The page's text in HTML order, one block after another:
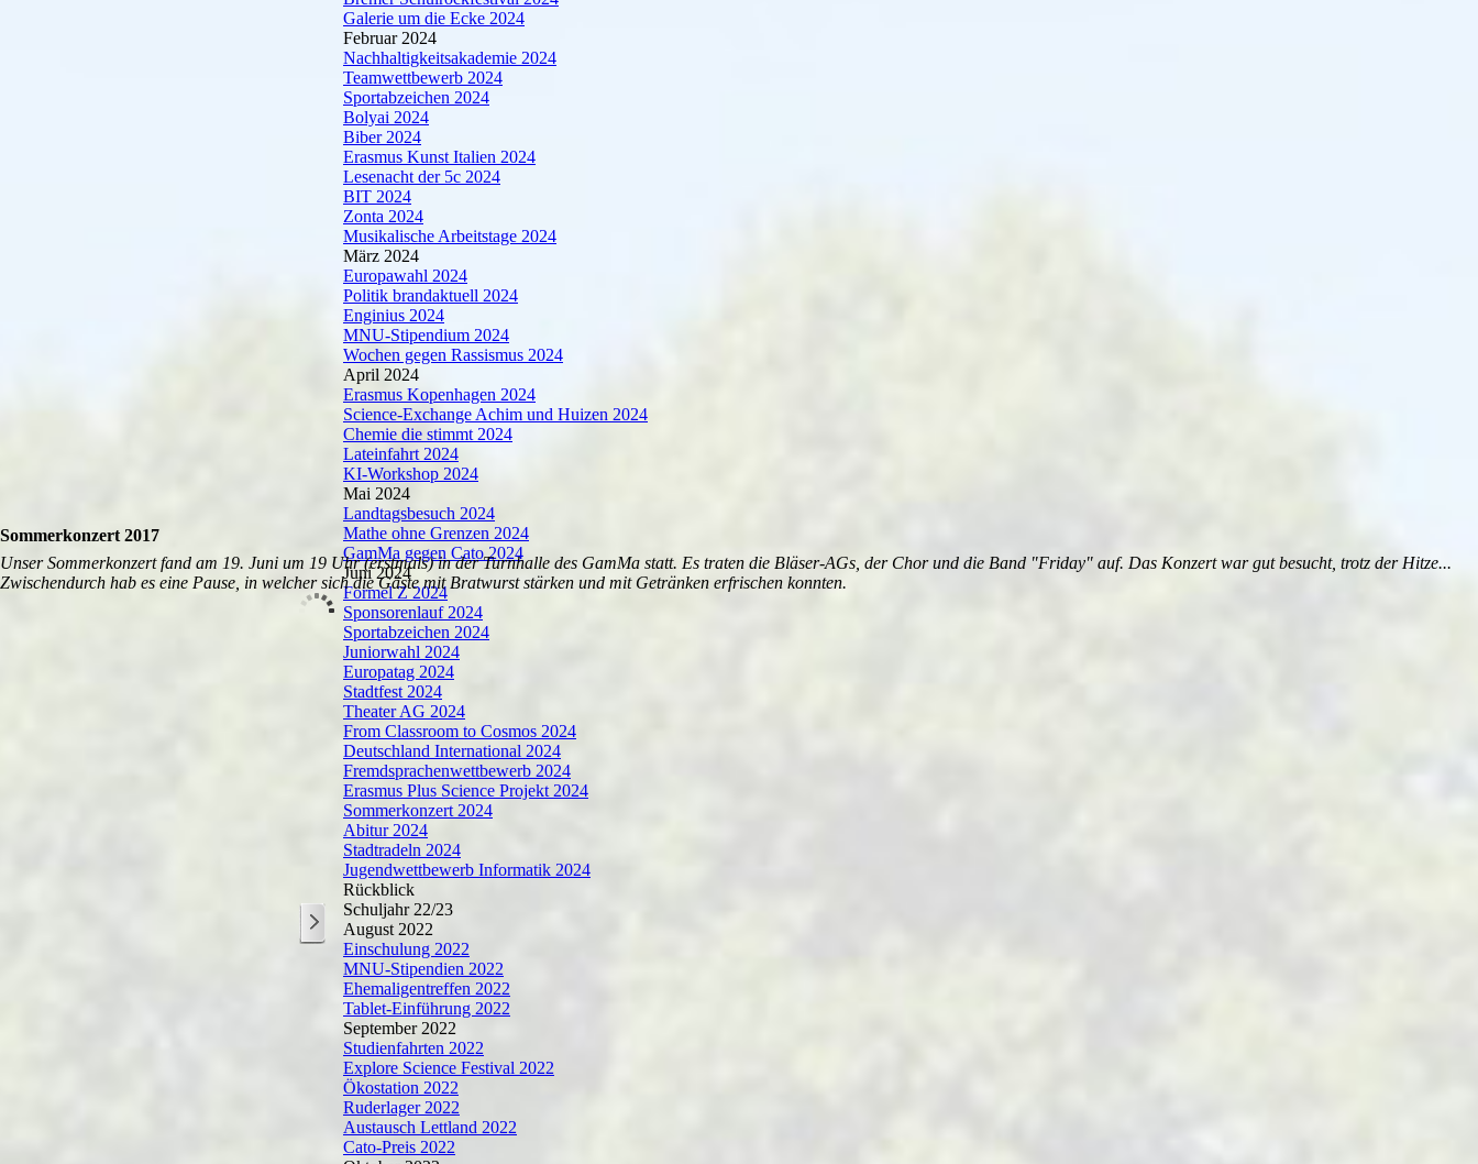
Galerie um die Ecke 2024
Februar 2024
Nachhaltigkeitsakademie 2024
Teamwettbewerb 2024
Sportabzeichen 2024
Bolyai 2024
Biber 2024
Erasmus Kunst Italien 2024
Lesenacht der 5c 2024
BIT 2024
Zonta 2024
Musikalische Arbeitstage 2024
März 2024
Europawahl 2024
Politik brandaktuell 2024
Enginius 2024
MNU-Stipendium 2024
Wochen gegen Rassismus 2024
April 2024
Erasmus Kopenhagen 2024
Science-Exchange Achim und Huizen 2024
Chemie die stimmt 2024
Lateinfahrt 2024
KI-Workshop 2024
Mai 2024
Landtagsbesuch 2024
Mathe ohne Grenzen 2024
GamMa gegen Cato 2024
Juni 2024
Formel Z 2024
Sponsorenlauf 2024
Sportabzeichen 2024
Juniorwahl 2024
Europatag 2024
Stadtfest 2024
Theater AG 2024
From Classroom to Cosmos 2024
Deutschland International 2024
Fremdsprachenwettbewerb 2024
Erasmus Plus Science Projekt 2024
Sommerkonzert 2024
Abitur 2024
Stadtradeln 2024
Jugendwettbewerb Informatik 2024
Rückblick
Schuljahr 22/23
August 2022
Einschulung 2022
MNU-Stipendien 2022
Ehemaligentreffen 2022
Tablet-Einführung 2022
September 2022
Studienfahrten 2022
Explore Science Festival 2022
Ökostation 2022
Ruderlager 2022
Austausch Lettland 2022
Cato-Preis 2022
Sommerkonzert 2017
Unser Sommerkonzert fand am 19. Juni um 19 Uhr (erstmals) in der Turnhalle des GamMa statt. Es traten die Bläser-AGs, der Chor und die Band "Friday" auf. Das Konzert war gut besucht, trotz der Hitze...
Zwischendurch hab es eine Pause, in welcher sich die Gäste mit Bratwurst stärken und mit Getränken erfrischen konnten.